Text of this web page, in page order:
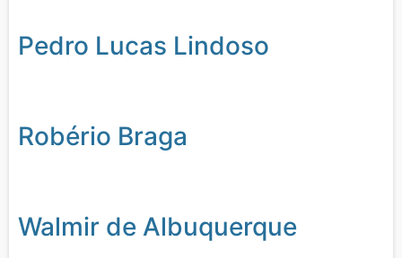
Pedro Lucas Lindoso
Robério Braga
Walmir de Albuquerque